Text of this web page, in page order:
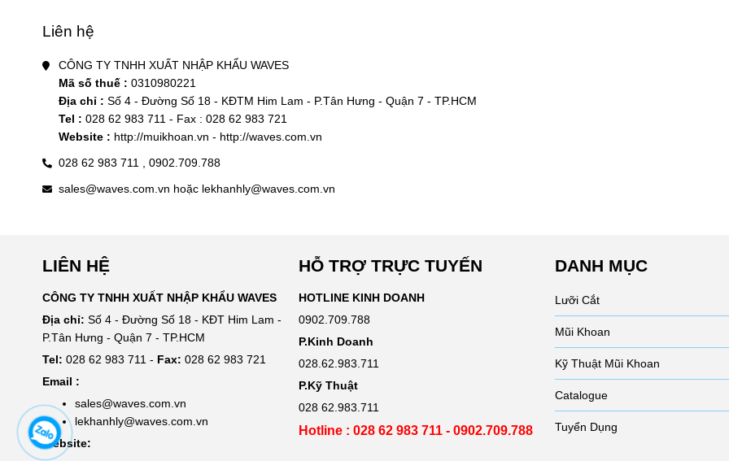
Liên hệ
Mã số thuế :
Địa chỉ :
Tel :
Website :
028 62 983 711 , 0902.709.788
sales@waves.com.vn hoặc lekhanhly@waves.com.vn
LIÊN HỆ
CÔNG TY TNHH XUẤT NHẬP KHẨU WAVES
Địa chỉ: Số 4 - Đường Số 18 - KĐT Him Lam -
P.Tân Hưng - Quận 7 - TP.HCM
Tel: 028 62 983 711 - Fax: 028 62 983 721
Email :
sales@waves.com.vn
lekhanhly@waves.com.vn
Website:
HỖ TRỢ TRỰC TUYẾN
HOTLINE KINH DOANH
0902.709.788
P.Kinh Doanh
028.62.983.711
P.Kỹ Thuật
028 62.983.711
Hotline : 028 62 983 711 - 0902.709.788
DANH MỤC
Lưỡi Cắt
Mũi Khoan
Kỹ Thuật Mũi Khoan
Catalogue
Tuyển Dụng